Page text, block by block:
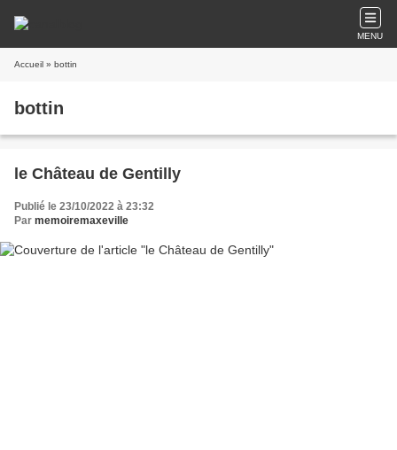
MENU
Accueil » bottin
bottin
le Château de Gentilly
Publié le 23/10/2022 à 23:32
Par memoiremaxeville